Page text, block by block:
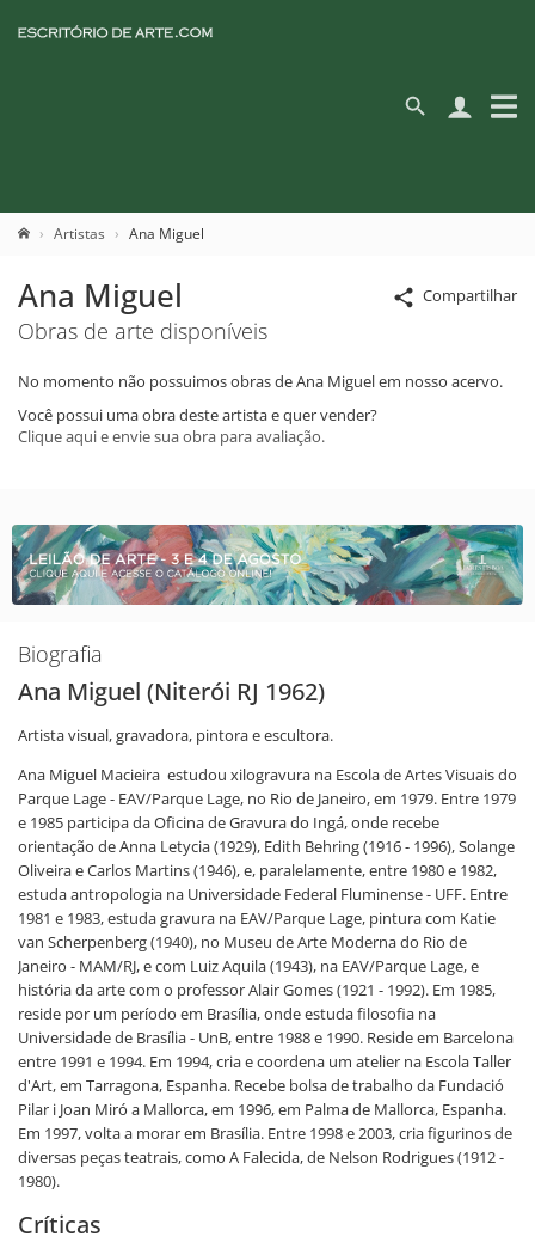
Artistas Ana Miguel
Compartilhar
Ana Miguel
Obras de arte disponíveis
No momento não possuimos obras de Ana Miguel em nosso acervo.
Você possui uma obra deste artista e quer vender?
Clique aqui e envie sua obra para avaliação.
Biografia
Ana Miguel (Niterói RJ 1962)
Artista visual, gravadora, pintora e escultora.
Ana Miguel Macieira estudou xilogravura na Escola de Artes Visuais do
Parque Lage - EAV/Parque Lage, no Rio de Janeiro, em 1979. Entre 1979
e 1985 participa da Oficina de Gravura do Ingá, onde recebe
orientação de Anna Letycia (1929), Edith Behring (1916 - 1996), Solange
Oliveira e Carlos Martins (1946), e, paralelamente, entre 1980 e 1982,
estuda antropologia na Universidade Federal Fluminense - UFF. Entre
1981 e 1983, estuda gravura na EAV/Parque Lage, pintura com Katie
van Scherpenberg (1940), no Museu de Arte Moderna do Rio de
Janeiro - MAM/RJ, e com Luiz Aquila (1943), na EAV/Parque Lage, e
história da arte com o professor Alair Gomes (1921 - 1992). Em 1985,
reside por um período em Brasília, onde estuda filosofia na
Universidade de Brasília - UnB, entre 1988 e 1990. Reside em Barcelona
entre 1991 e 1994. Em 1994, cria e coordena um atelier na Escola Taller
d'Art, em Tarragona, Espanha. Recebe bolsa de trabalho da Fundació
Pilar i Joan Miró a Mallorca, em 1996, em Palma de Mallorca, Espanha.
Em 1997, volta a morar em Brasília. Entre 1998 e 2003, cria figurinos de
diversas peças teatrais, como A Falecida, de Nelson Rodrigues (1912 -
1980).
Críticas